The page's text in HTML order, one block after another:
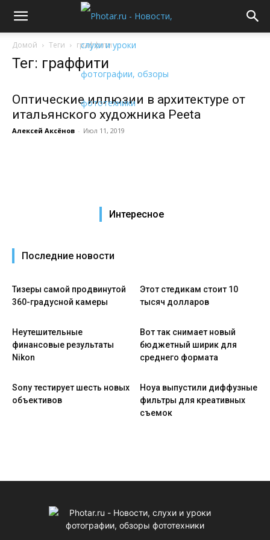
Домой Теги граффити
Тег: граффити
Оптические иллюзии в архитектуре от
итальянского художника Peeta
Алексей Аксёнов - Июл 11, 2019
Интересное
Последние новости
Тизеры самой продвинутой
360-градусной камеры
Этот стедикам стоит 10
тысяч долларов
Неутешительные
финансовые результаты
Nikon
Вот так снимает новый
бюджетный ширик для
среднего формата
Sony тестирует шесть новых
объективов
Hoya выпустили диффузные
фильтры для креативных
съемок